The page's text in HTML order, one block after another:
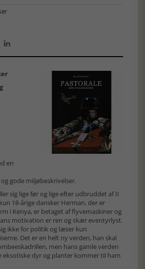

en
gode miljøbeskrivelser.
sig lige før og lige efter udbruddet af II
18-årige dansker Herman, der er
i Kenya, er betaget af flyvemaskiner og
motivation er ren og skær eventyrlyst.
ikke for politik og læser kun
Det er en helt ny verden, han skal
men hans gamle verden
eksotiske dyr og planter kommer til ham